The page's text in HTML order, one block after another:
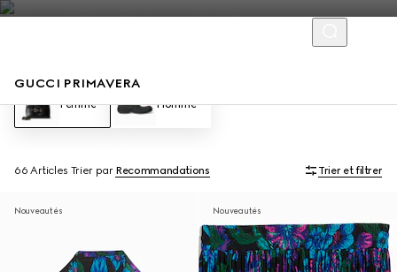
GUCCI PRIMAVERA
Femme Homme
66 Articles Trier par Recommandations Trier et filtrer
Nouveautés Nouveautés